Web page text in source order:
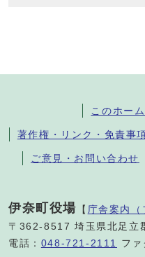
このホー
著作権・リンク・免責事
ご意見・お問い合わせ
伊奈町役場 【 庁舎案内（
〒362-8517 埼玉県北足立
電話： 048-721-2111
フ